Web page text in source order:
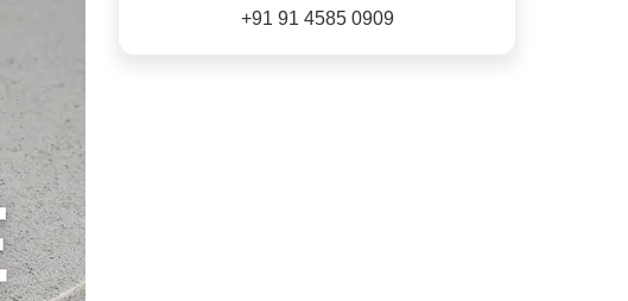
+91 91 4585 0909